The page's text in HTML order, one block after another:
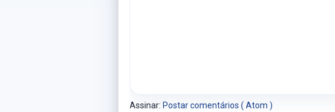
Assinar: Postar comentários ( Atom )